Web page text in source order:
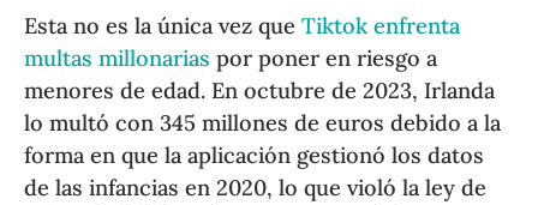
Esta no es la única vez queTiktok enfrenta
multas millonarias por poner en riesgo a
menores de edad. En octubre de 2023, Irlanda
lo multó con 345 millones de euros debido a la
forma en que la aplicación gestionó los datos
de las infancias en 2020, lo que violó la ley de